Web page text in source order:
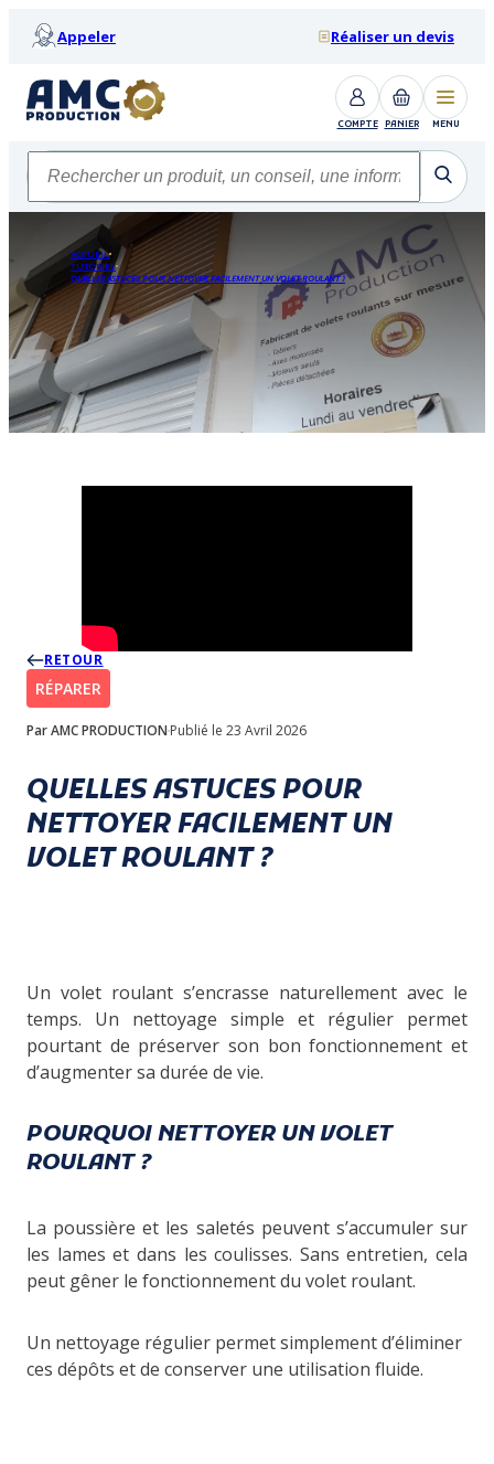
Appeler Réaliser un devis
COMPTE PANIER MENU
ACCUEIL
TUTORIEL
QUELLES ASTUCES POUR NETTOYER FACILEMENT UN VOLET ROULANT ?
RETOUR
RÉPARER
Par AMC PRODUCTION Publié le 23 Avril 2026
QUELLES ASTUCES POUR
NETTOYER FACILEMENT UN
VOLET ROULANT ?
Un volet roulant s’encrasse naturellement avec le
temps. Un nettoyage simple et régulier permet
pourtant de préserver son bon fonctionnement et
d’augmenter sa durée de vie.
POURQUOI NETTOYER UN VOLET
ROULANT ?
La poussière et les saletés peuvent s’accumuler sur
les lames et dans les coulisses. Sans entretien, cela
peut gêner le fonctionnement du volet roulant.
Un nettoyage régulier permet simplement d’éliminer
ces dépôts et de conserver une utilisation fluide.